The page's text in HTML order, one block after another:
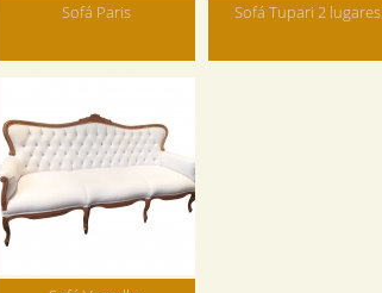
Sofá Paris Sofá Tupari 2 lugares